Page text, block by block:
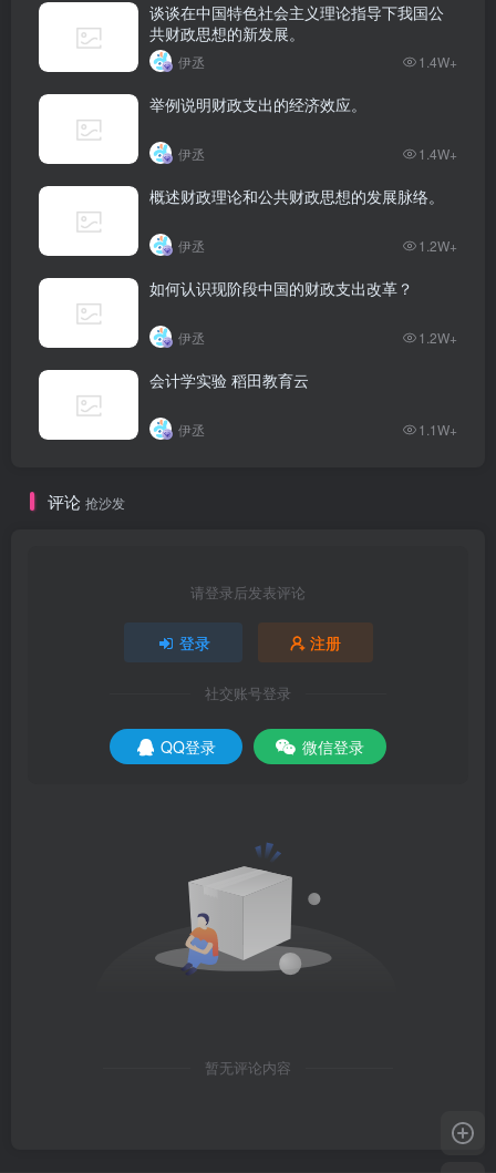
谈谈在中国特色社会主义理论指导下我国公
共财政思想的新发展。
伊丞 1.4W+
举例说明财政支出的经济效应。
伊丞 1.4W+
概述财政理论和公共财政思想的发展脉络。
伊丞 1.2W+
如何认识现阶段中国的财政支出改革？
伊丞 1.2W+
会计学实验 稻田教育云
伊丞 1.1W+
评论 抢沙发
请登录后发表评论
登录 注册
社交账号登录
QQ登录 微信登录
暂无评论内容